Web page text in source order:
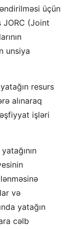
üçün
JORC (Joint
unsiya
resurs
alınaraq
işləri
və
yatağın
cəlb